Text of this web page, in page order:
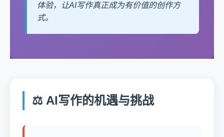
体验，让AI写作真正成为有价值的创作方
式。
⚖️ AI写作的机遇与挑战